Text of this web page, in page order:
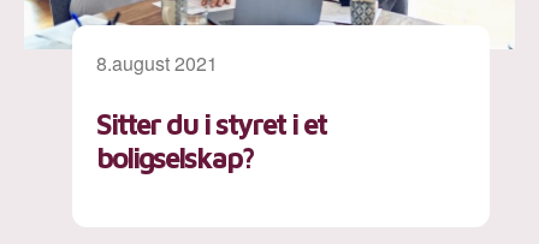
8.august 2021
Sitter du i styret i et
boligselskap?